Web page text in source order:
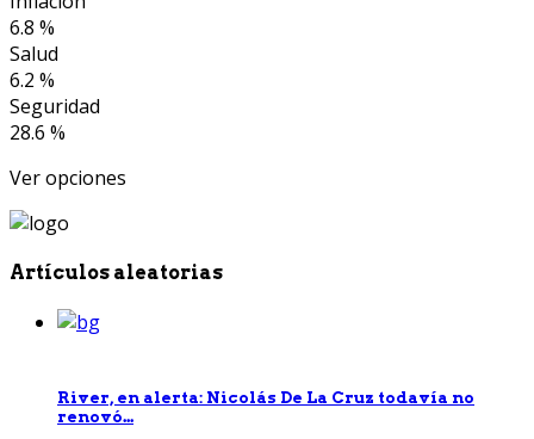
6.8 %
Salud
6.2 %
Seguridad
28.6 %
Ver opciones
Artículos aleatorias
River, en alerta: Nicolás De La Cruz todavía no
renovó...